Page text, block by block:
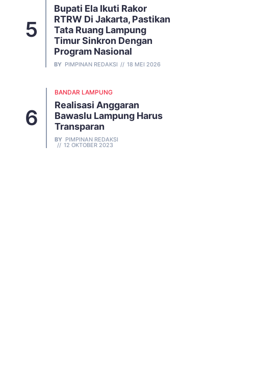
Bupati Ela Ikuti Rakor
RTRW Di Jakarta, Pastikan
Tata Ruang Lampung
Timur Sinkron Dengan
Program Nasional
BY PIMPINAN REDAKSI 18 MEI 2026
BANDAR LAMPUNG
Realisasi Anggaran
Bawaslu Lampung Harus
Transparan
BY PIMPINAN REDAKSI
12 OKTOBER 2023